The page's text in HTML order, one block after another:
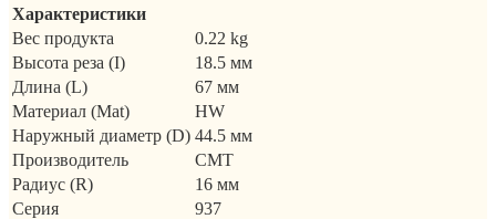
Характеристики
Вес продукта
0.22 kg
Высота реза (I)
18.5 мм
Длина (L)
67 мм
Материал (Mat)
HW
Наружный диаметр (D) 44.5 мм
Производитель
CMT
Радиус (R)
16 мм
Серия
937